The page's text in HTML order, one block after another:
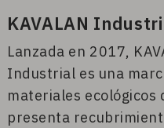
KAVALAN
Lanzada en 2017,
Industrial es una
materiales ecológicos
presenta